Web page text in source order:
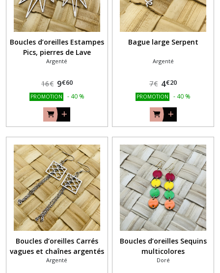
Boucles d’oreilles Estampes
Pics, pierres de Lave
Argenté
16€ 9€60
PROMOTION - 40 %
Bague large Serpent
Argenté
7€ 4€20
PROMOTION - 40 %
Boucles d’oreilles Carrés
vagues et chaînes argentés
Argenté
Boucles d’oreilles Sequins
multicolores
Doré